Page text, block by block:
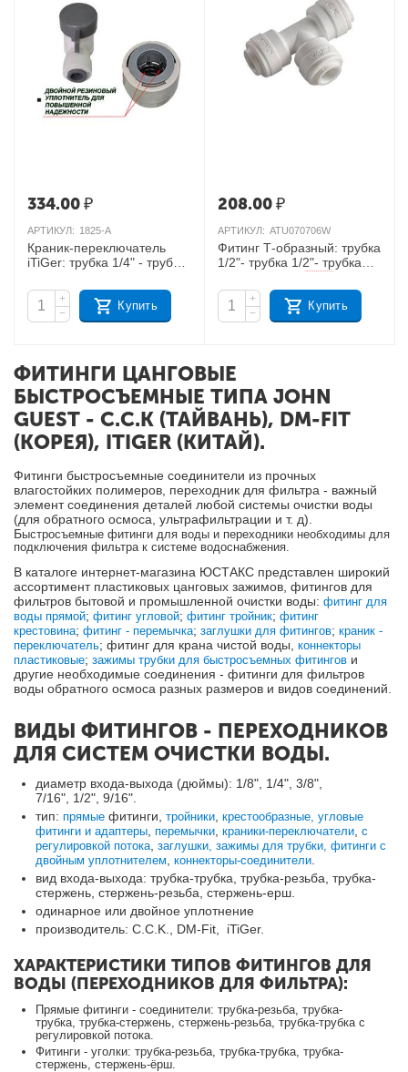
334.00₽
АРТИКУЛ: 1825-А
Краник-переключатель
iTiGer: трубка 1/4" - трубка
AКЦИЯ
+
−
Купить
208.00₽
АРТИКУЛ: ATU070706W
Фитинг Т-образный: трубка
1/2"- трубка 1/2"- трубка
+
−
Купить
ФИТИНГИ ЦАНГОВЫЕ
БЫСТРОСЪЕМНЫЕ ТИПА JOHN
GUEST - C.C.K (ТАЙВАНЬ), DM-FIT
(КОРЕЯ), ITIGER (КИТАЙ).
Фитинги быстросъемные соединители из прочных
влагостойких полимеров, переходник для фильтра - важный
элемент соединения деталей любой системы очистки воды
(для обратного осмоса, ультрафильтрации и т. д).
Быстросъемные фитинги для воды и переходники необходимы для
подключения фильтра к системе водоснабжения.
В каталоге интернет-магазина ЮСТАКС представлен широкий
ассортимент пластиковых цанговых зажимов, фитингов для
фильтров бытовой и промышленной очистки воды:фитинг для
воды прямой;фитинг угловой;фитинг тройник;фитинг
крестовина;фитинг - перемычка;заглушки для фитингов;краник -
переключатель; фитинг для крана чистой воды,коннекторы
пластиковые;зажимы трубки для быстросъемных фитингов и
другие необходимые соединения - фитинги для фильтров
воды обратного осмоса разных размеров и видов соединений.
ВИДЫ ФИТИНГОВ - ПЕРЕХОДНИКОВ
ДЛЯ СИСТЕМ ОЧИСТКИ ВОДЫ.
диаметр входа-выхода (дюймы): 1/8", 1/4", 3/8",
7/16", 1/2", 9/16".
тип:прямые фитинги,тройники ,крестообразные,угловые
фитинги и адаптеры ,перемычки ,краники-переключатели ,с
регулировкой потока ,заглушки,зажимы для трубки , фитинги с
двойным уплотнителем ,коннекторы-соединители
вид входа-выхода: трубка-трубка, трубка-резьба, трубка-
стержень, стержень-резьба, стержень-ерш.
одинарное или двойное уплотнение
производитель: C.C.K., DM-Fit, iTiGer.
ХАРАКТЕРИСТИКИ ТИПОВ ФИТИНГОВ ДЛЯ
ВОДЫ (ПЕРЕХОДНИКОВ ДЛЯ ФИЛЬТРА):
Прямые фитинги - соединители: трубка-резьба, трубка-
трубка, трубка-стержень, стержень-резьба, трубка-трубка с
регулировкой потока.
Фитинги - уголки: трубка-резьба, трубка-трубка, трубка-
стержень, стержень-ёрш.